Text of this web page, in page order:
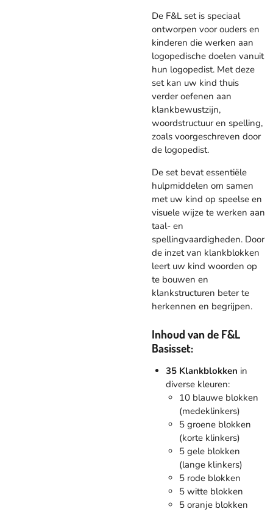
De F&L set is speciaal
ontworpen voor ouders en
kinderen die werken aan
logopedische doelen vanuit
hun logopedist. Met deze
set kan uw kind thuis
verder oefenen aan
klankbewustzijn,
woordstructuur en spelling,
zoals voorgeschreven door
de logopedist.
De set bevat essentiële
hulpmiddelen om samen
met uw kind op speelse en
visuele wijze te werken aan
taal- en
spellingvaardigheden. Door
de inzet van klankblokken
leert uw kind woorden op
te bouwen en
klankstructuren beter te
herkennen en begrijpen.
Inhoud van de F&L
Basisset:
35 Klankblokken in
diverse kleuren:
10 blauwe blokken
(medeklinkers)
5 groene blokken
(korte klinkers)
5 gele blokken
(lange klinkers)
5 rode blokken
5 witte blokken
5 oranje blokken